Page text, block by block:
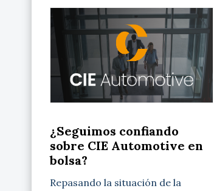
¿Seguimos confiando
sobre CIE Automotive en
bolsa?
Repasando la situación de la